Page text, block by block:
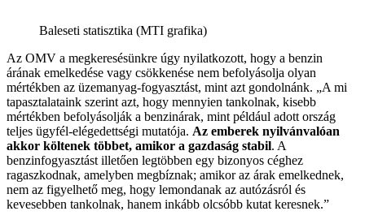
Baleseti statisztika (MTI grafika)
Az OMV a megkeresésünkre úgy nyilatkozott, hogy a benzin
árának emelkedése vagy csökkenése nem befolyásolja olyan
mértékben az üzemanyag-fogyasztást, mint azt gondolnánk. „A mi
tapasztalataink szerint azt, hogy mennyien tankolnak, kisebb
mértékben befolyásolják a benzinárak, mint például adott ország
teljes ügyfél-elégedettségi mutatója. Az emberek nyilvánvalóan
akkor költenek többet, amikor a gazdaság stabil. A
benzinfogyasztást illetően legtöbben egy bizonyos céghez
ragaszkodnak, amelyben megbíznak; amikor az árak emelkednek,
nem az figyelhető meg, hogy lemondanak az autózásról és
kevesebben tankolnak, hanem inkább olcsóbb kutat keresnek.”